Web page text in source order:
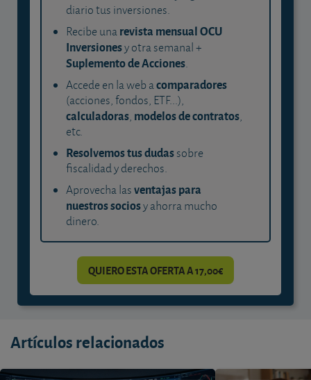
diario tus inversiones.
Recibe unarevista mensual OCU
Inversionesy otra semanal +
Suplemento de Acciones.
Accede en la web acomparadores
(acciones, fondos, ETF...),
calculadoras, modelos de contratos,
etc.
Resolvemos tus dudassobre
fiscalidad y derechos.
Aprovecha lasventajas para
nuestros sociosy ahorra mucho
dinero.
QUIERO ESTA OFERTA A 17,00€
Artículos relacionados